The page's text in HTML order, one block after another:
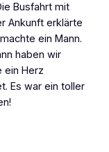
Busfahrt mit
Ankunft erklärte
ein Mann.
haben wir
ein Herz
Es war ein toller